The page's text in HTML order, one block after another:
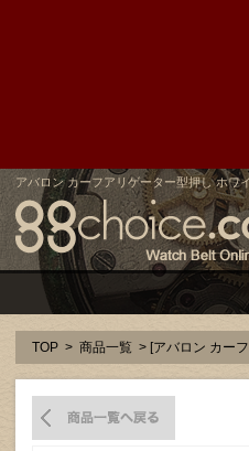
アバロン カーフアリゲーター型押し ホワ
TOP > 商品一覧 > [アバロン カー